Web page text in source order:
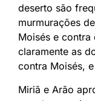
deserto são
murmurações
Moisés e contra
claramente as
contra Moisés,
Miriã e Arão